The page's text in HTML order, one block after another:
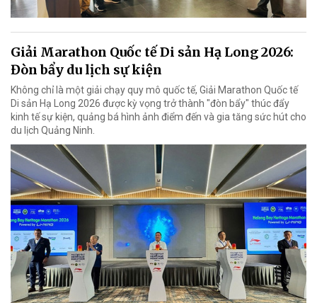
Giải Marathon Quốc tế Di sản Hạ Long 2026:
Đòn bẩy du lịch sự kiện
Không chỉ là một giải chạy quy mô quốc tế, Giải Marathon Quốc tế
Di sản Hạ Long 2026 được kỳ vọng trở thành "đòn bẩy" thúc đẩy
kinh tế sự kiện, quảng bá hình ảnh điểm đến và gia tăng sức hút cho
du lịch Quảng Ninh.